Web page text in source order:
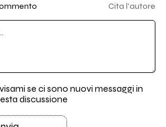
Cita l'autore
se ci sono nuovi messaggi in
discussione